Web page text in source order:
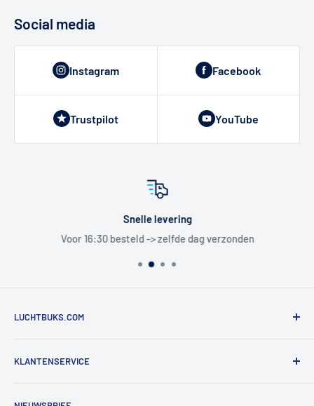
Social media
Instagram Facebook
Trustpilot YouTube
Snelle levering
Voor 16:30 besteld -> zelfde dag verzonden
LUCHTBUKS.COM
Utrechtlaan 9
KLANTENSERVICE